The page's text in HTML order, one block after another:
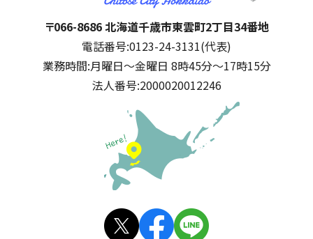
千歳市
住所:
〒066-8686 北海道千歳市東雲町2丁目34番地
電話番号:0123-24-3131(代表)
業務時間:月曜日～金曜日 8時45分～17時15分
法人番号:2000020012246
公式SNS